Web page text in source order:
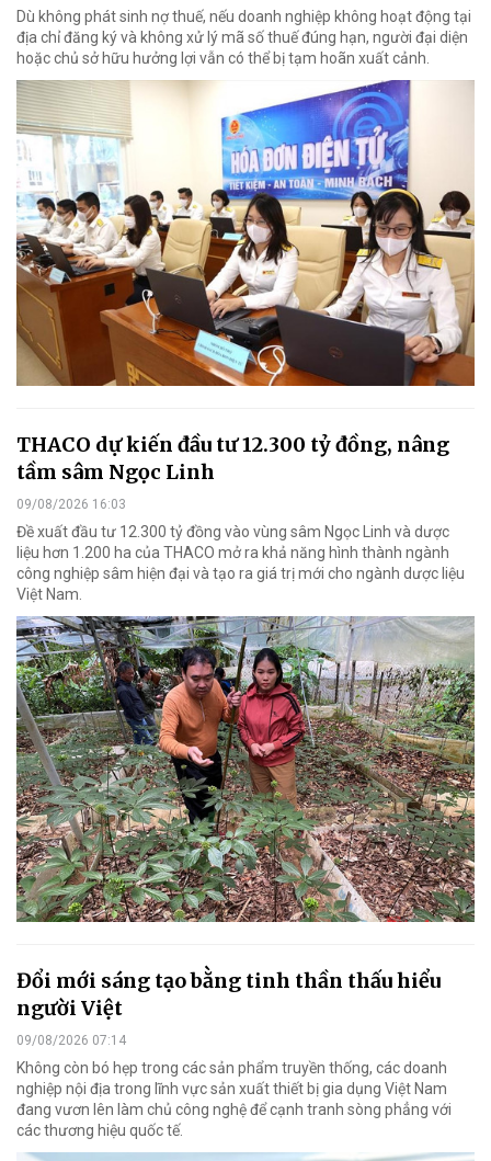
Dù không phát sinh nợ thuế, nếu doanh nghiệp không hoạt động tại
địa chỉ đăng ký và không xử lý mã số thuế đúng hạn, người đại diện
hoặc chủ sở hữu hưởng lợi vẫn có thể bị tạm hoãn xuất cảnh.
THACO dự kiến đầu tư 12.300 tỷ đồng, nâng
tầm sâm Ngọc Linh
09/08/2026 16:03
Đề xuất đầu tư 12.300 tỷ đồng vào vùng sâm Ngọc Linh và dược
liệu hơn 1.200 ha của THACO mở ra khả năng hình thành ngành
công nghiệp sâm hiện đại và tạo ra giá trị mới cho ngành dược liệu
Việt Nam.
Đổi mới sáng tạo bằng tinh thần thấu hiểu
người Việt
09/08/2026 07:14
Không còn bó hẹp trong các sản phẩm truyền thống, các doanh
nghiệp nội địa trong lĩnh vực sản xuất thiết bị gia dụng Việt Nam
đang vươn lên làm chủ công nghệ để cạnh tranh sòng phẳng với
các thương hiệu quốc tế.